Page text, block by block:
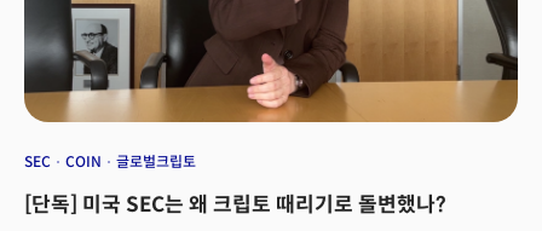
SEC COIN 글로벌크립토
[단독] 미국 SEC는 왜 크립토 때리기로 돌변했나?